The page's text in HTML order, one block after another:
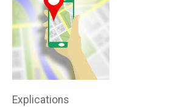
Explications